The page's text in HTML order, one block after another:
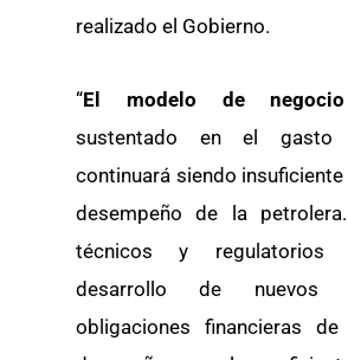
realizado el Gobierno.
“El modelo de
sustentado en el gasto
continuará siendo insuficiente
desempeño de la
técnicos y regulatorios
desarrollo de nuevos
obligaciones financieras